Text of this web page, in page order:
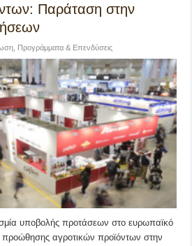
Παράταση στην
Προγράμματα & Επενδύσεις
υποβολής προτάσεων στο ευρωπαϊκό
αγροτικών προϊόντων στην